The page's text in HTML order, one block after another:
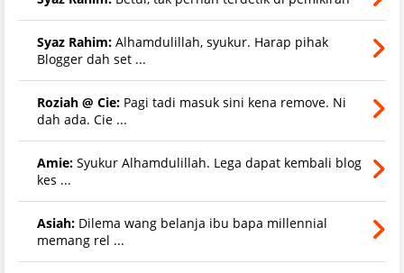
Syaz Rahim: Alhamdulillah, syukur. Harap pihak
Blogger dah set ...
Roziah @ Cie: Pagi tadi masuk sini kena remove. Ni
dah ada. Cie ...
Amie: Syukur Alhamdulillah. Lega dapat kembali blog
kes ...
Asiah: Dilema wang belanja ibu bapa millennial
memang rel ...